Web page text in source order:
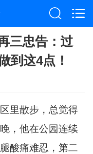
三忠告：过
到这4点！
里散步，总觉得
，他在公园连续
酸痛难忍，第二